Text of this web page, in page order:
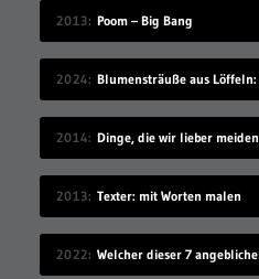
2013 Poom – Big Bang
2024
2014 Dinge, die wir lieber meiden
2013 Texter: mit Worten malen
2022